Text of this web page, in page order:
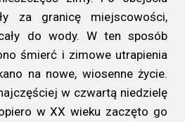
za granicę miejscowości,
do wody. W ten sposób
śmierć i zimowe utrapienia
na nowe, wiosenne życie.
w czwartą niedzielę
w XX wieku zaczęto go